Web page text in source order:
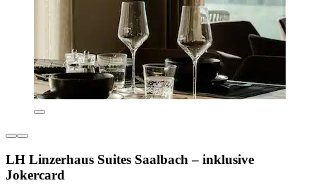
LH Linzerhaus Suites Saalbach – inklusive
Jokercard